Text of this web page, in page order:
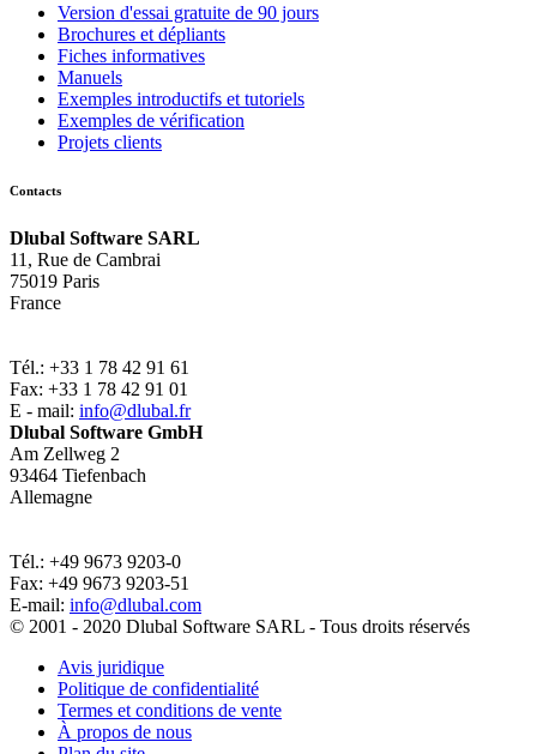
Version d'essai gratuite de 90 jours
Brochures et dépliants
Fiches informatives
Manuels
Exemples introductifs et tutoriels
Exemples de vérification
Projets clients
Contacts
Dlubal Software SARL
11, Rue de Cambrai
75019 Paris
France
Tél.: +33 1 78 42 91 61
Fax: +33 1 78 42 91 01
E - mail: info@dlubal.fr
Dlubal Software GmbH
Am Zellweg 2
93464 Tiefenbach
Allemagne
Tél.: +49 9673 9203-0
Fax: +49 9673 9203-51
E-mail: info@dlubal.com
© 2001 - 2020 Dlubal Software SARL - Tous droits réservés
Avis juridique
Politique de confidentialité
Termes et conditions de vente
À propos de nous